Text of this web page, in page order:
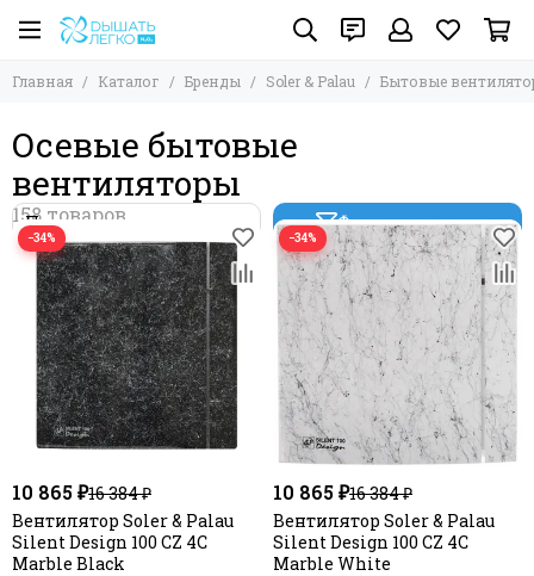
Главная Каталог Бренды Soler & Palau Бытовые
Осевые бытовые
вентиляторы
Фильтр товаров
−34%
10 865 ₽16 384 ₽
Вентилятор Soler & Palau
Silent Design 100 CZ 4C
Marble Black
−34%
10 865 ₽16 384 ₽
Вентилятор Soler & Palau
Silent Design 100 CZ 4C
Marble White